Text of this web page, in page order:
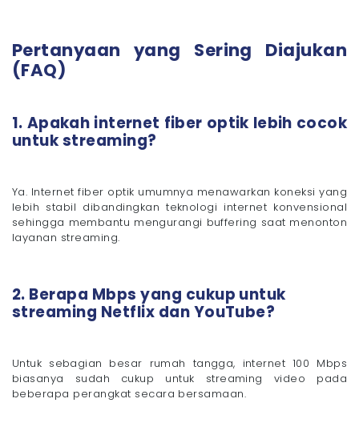
Pertanyaan yang Sering Diajukan
(FAQ)
1. Apakah internet fiber optik lebih cocok
untuk streaming?
Ya. Internet fiber optik umumnya menawarkan koneksi yang
lebih stabil dibandingkan teknologi internet konvensional
sehingga membantu mengurangi buffering saat menonton
layanan streaming.
2. Berapa Mbps yang cukup untuk
streaming Netflix dan YouTube?
Untuk sebagian besar rumah tangga, internet 100 Mbps
biasanya sudah cukup untuk streaming video pada
beberapa perangkat secara bersamaan.